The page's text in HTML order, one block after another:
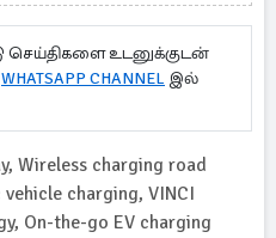
செய்திகளை உடனுக்குடன்
WHATSAPP CHANNEL இல்
Wireless charging road
charging, VINCI
On-the-go EV charging